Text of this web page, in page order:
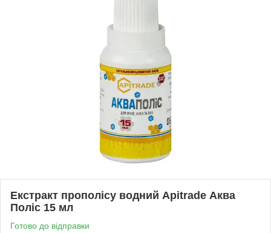
Екстракт прополісу водний Apitrade Аква
Поліс 15 мл
Готово до відправки